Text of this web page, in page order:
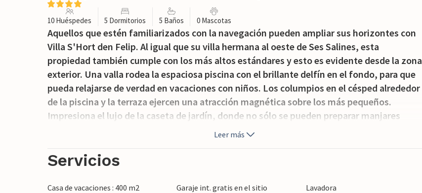
10 Huéspedes 5 Dormitorios 5 Baños 0 Mascotas
Aquellos que estén familiarizados con la navegación pueden ampliar sus horizontes con
Villa S'Hort den Felip. Al igual que su villa hermana al oeste de Ses Salines, esta
propiedad también cumple con los más altos estándares y esto es evidente desde la zona
exterior. Una valla rodea la espaciosa piscina con el brillante delfín en el fondo, para que
pueda relajarse de verdad en vacaciones con niños. Los columpios en el césped alrededor
de la piscina y la terraza ejercen una atracción magnética sobre los más pequeños.
Impresiona el lujo de la caseta de jardín, donde no sólo se pueden preparar manjares
frescos en la impresionante barbacoa, sino que también hay un baño exterior bien
la sombra bajo sus ramas. La cálida brisa sopla a través de la vegetación y el mar cercano
gracias a las sombrillas de paja y son perfectas para tomar el sol durante largos ratos. El
Leer más
Servicios
Casa de vacaciones : 400 m2 Garaje int. gratis en el sitio
Lavadora